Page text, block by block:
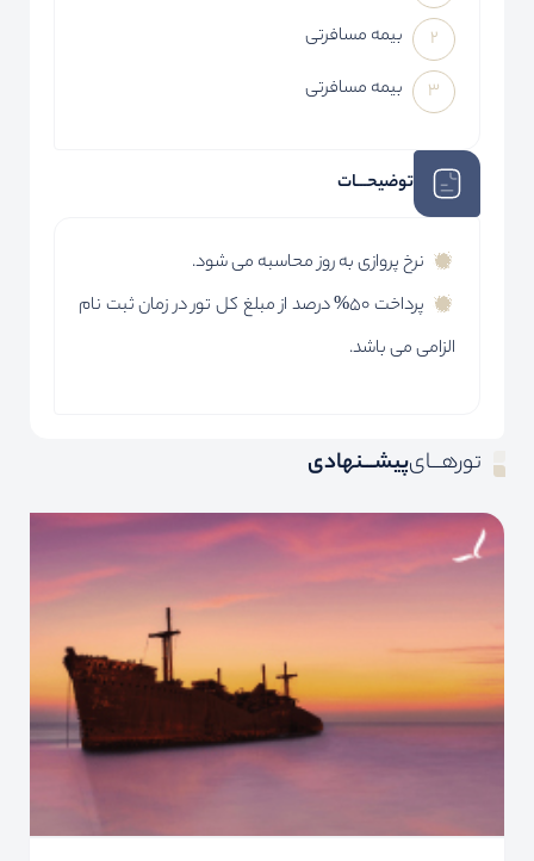
بیمه مسافرتی
بیمه مسافرتی
توضیحـــات
نرخ پروازی به روز محاسبه می شود.
پرداخت 50% درصد از مبلغ کل تور در زمان ثبت نام
الزامی می باشد.
تورهـــایپیشـــنهادی